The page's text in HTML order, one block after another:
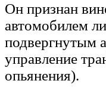
Он признан
автомобилем
подвергнутым
управление
опьянения).